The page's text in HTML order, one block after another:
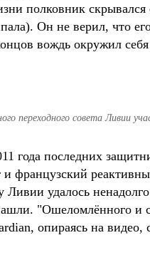
полковник
Он не верил, что
вождь окружил
переходного совета Ливии
года последних
и французский
удалось
"Ошеломлённого и
опираясь на видео,